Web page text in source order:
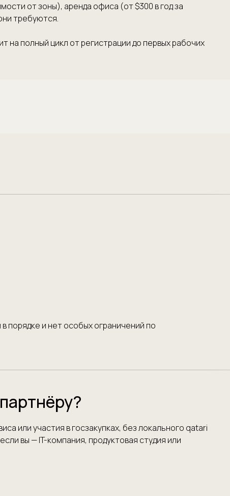
от зоны), аренда офиса (от $300 в год за
требуются.
на полный цикл от регистрации до первых рабочих
порядке и нет особых ограничений по
или участия в госзакупках, без локального qatari
вы — IT-компания, продуктовая студия или